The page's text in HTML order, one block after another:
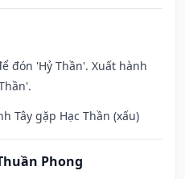
đón 'Hỷ Thần'. Xuất hành
Tây gặp Hạc Thần (xấu)
Phong